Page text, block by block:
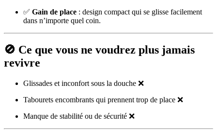
✅ Gain de place : design compact qui se glisse facilement
dans n’importe quel coin.
🚫 Ce que vous ne voudrez plus jamais
revivre
Glissades et inconfort sous la douche ❌
Tabourets encombrants qui prennent trop de place ❌
Manque de stabilité ou de sécurité ❌